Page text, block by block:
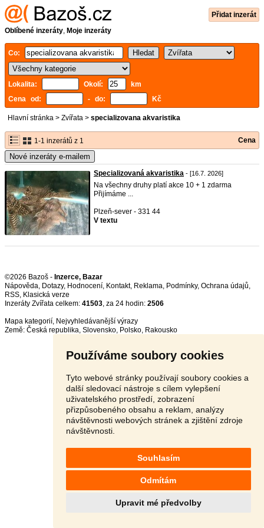
Používáme soubory cookies
Tyto webové stránky používají soubory cookies a
další sledovací nástroje s cílem vylepšení
uživatelského prostředí, zobrazení
přizpůsobeného obsahu a reklam, analýzy
návštěvnosti webových stránek a zjištění zdroje
návštěvnosti.
Souhlasím
Odmítám
Upravit mé předvolby
Přidat inzerát
Oblíbené inzeráty, Moje inzeráty
Co:
Lokalita: Okolí:
km
Cena od:
- do: Kč
Hlavní stránka > Zvířata > specializovana akvaristika
1-1 inzerátů z 1 Cena
Nové inzeráty e-mailem
Specializovaná akvaristika - [16.7. 2026]
Na všechny druhy platí akce 10 + 1 zdarma
Přijímáme ...
Plzeň-sever - 331 44
V textu
©2026 Bazoš - Inzerce, Bazar
Nápověda, Dotazy, Hodnocení, Kontakt, Reklama, Podmínky, Ochrana údajů,
RSS,
Inzeráty Zvířata celkem: 41503, za 24 hodin: 2506
Mapa kategorií, Nejvyhledávanější výrazy
Země: Česká republika, Slovensko, Polsko, Rakousko